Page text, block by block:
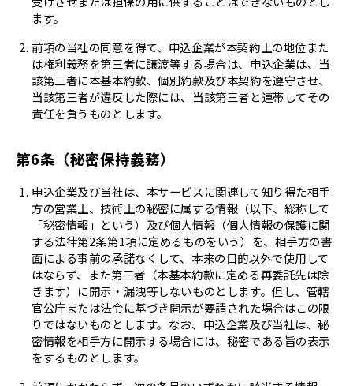
ます。
前項の当社の同意を得て、申込企業が本契約上の地位また
は権利義務を第三者に譲渡等する場合は、申込企業は、当
該第三者に本基本約款、個別約款及び本契約を遵守させ、
当該第三者が違反した際には、当該第三者と連帯してその
責任を負うものとします。
第6条（秘密保持義務）
申込企業及び当社は、本サービスに関連して知り得た相手
方の営業上、技術上の秘密に属する情報（以下、総称して
「秘密情報」という）及び個人情報（個人情報の保護に関
する法律第2条第1項に定めるものをいう）を、相手方の書
面による事前の承諾なくして、本来の目的以外で使用して
はならず、また第三者（本基本約款に定める再委託先は除
きます）に開示・漏洩等しないものとします。但し、管轄
官公庁または法令に基づき開示が要請された場合はこの限
りではないものとします。なお、申込企業及び当社は、秘
密情報を相手方に開示する場合には、秘密である旨の表示
をするものとします。